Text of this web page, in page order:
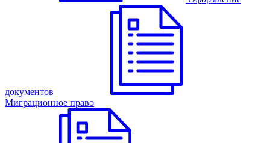
документов
Миграционное право